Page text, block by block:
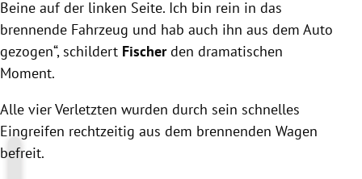
Beine auf der linken Seite. Ich bin rein in das
brennende Fahrzeug und hab auch ihn aus dem Auto
gezogen“, schildert Fischerden dramatischen
Moment.
Alle vier Verletzten wurden durch sein schnelles
Eingreifen rechtzeitig aus dem brennenden Wagen
befreit.